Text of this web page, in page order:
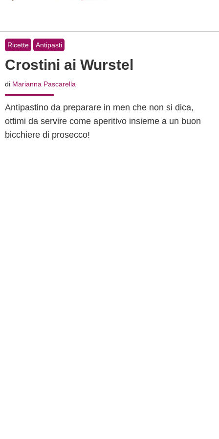
Ricette Antipasti
Crostini ai Wurstel
di Marianna Pascarella
Antipastino da preparare in men che non si dica,
ottimi da servire come aperitivo insieme a un buon
bicchiere di prosecco!